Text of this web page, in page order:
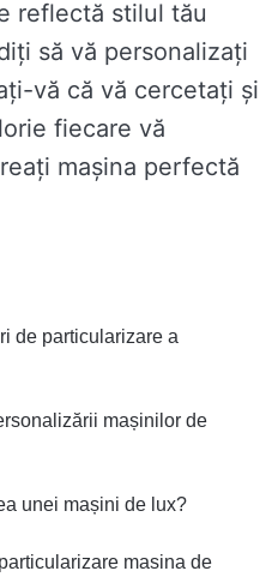
reflectă stilul tău
să vă personalizați
vă că vă cercetați și
fiecare vă
mașina perfectă
de particularizare a
mașinilor de
unei mașini de lux?
masina de